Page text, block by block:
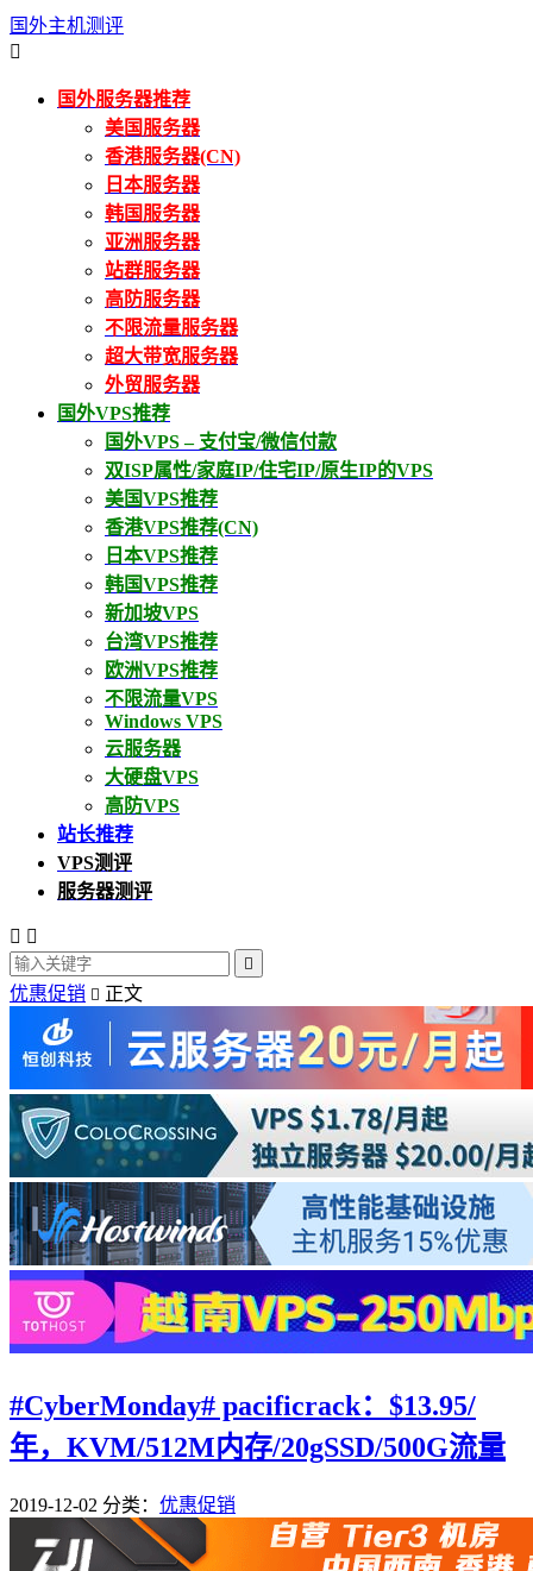
国外主机测评

国外服务器推荐
美国服务器
香港服务器(CN)
日本服务器
韩国服务器
亚洲服务器
站群服务器
高防服务器
不限流量服务器
超大带宽服务器
外贸服务器
国外VPS推荐
国外VPS – 支付宝/微信付款
双ISP属性/家庭IP/住宅IP/原生IP的VPS
美国VPS推荐
香港VPS推荐(CN)
日本VPS推荐
韩国VPS推荐
新加坡VPS
台湾VPS推荐
欧洲VPS推荐
不限流量VPS
Windows VPS
云服务器
大硬盘VPS
高防VPS
站长推荐
VPS测评
服务器测评
 

优惠促销  正文
#CyberMonday# pacificrack：$13.95/
年，KVM/512M内存/20gSSD/500G流量
2019-12-02 分类： 优惠促销